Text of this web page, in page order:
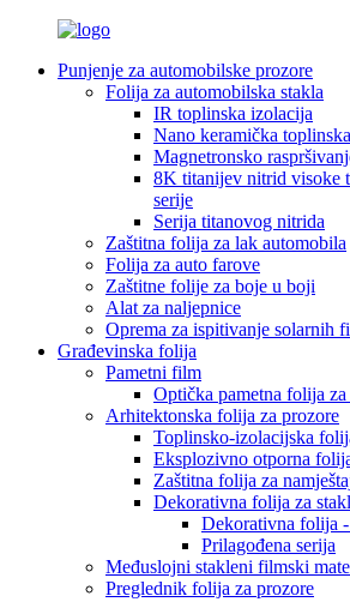
Punjenje za automobilske prozore
Folija za automobilska stakla
IR toplinska izolacija
Nano keramička
Magnetronsko
8K titanijev nitrid visoke
serije
Serija titanovog nitrida
Zaštitna folija za lak automobila
Folija za auto farove
Zaštitne folije za boje u boji
Alat za naljepnice
Oprema za ispitivanje solarnih
Građevinska folija
Pametni film
Optička pametna folija
Arhitektonska folija za prozore
Toplinsko-izolacijska
Eksplozivno otporna
Zaštitna folija za
Dekorativna folija za
Dekorativna folija
Prilagođena serija
Međuslojni stakleni filmski
Preglednik folija za prozore